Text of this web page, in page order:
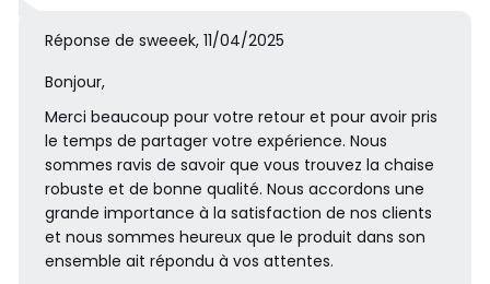
Réponse de sweeek, 11/04/2025
Bonjour,
Merci beaucoup pour votre retour et pour avoir pris
le temps de partager votre expérience. Nous
sommes ravis de savoir que vous trouvez la chaise
robuste et de bonne qualité. Nous accordons une
grande importance à la satisfaction de nos clients
et nous sommes heureux que le produit dans son
ensemble ait répondu à vos attentes.